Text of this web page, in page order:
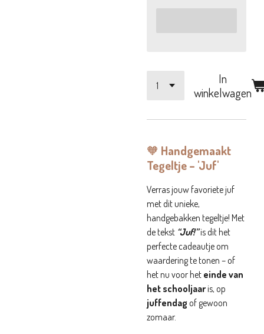
In
winkelwagen
🧡 Handgemaakt
Tegeltje – 'Juf'
Verras jouw favoriete juf
met dit unieke,
handgebakken tegeltje! Met
de tekst “Juf!”is dit het
perfecte cadeautje om
waardering te tonen – of
het nu voor het einde van
het schooljaaris, op
juffendagof gewoon
zomaar.